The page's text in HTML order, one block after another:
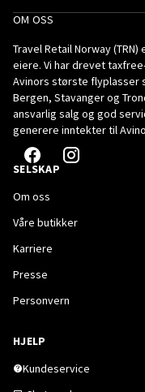
OM OSS
Travel Retail Norway
eiere. Vi har drevet
Avinors største flyplasser
Bergen, Stavanger og
ansvarlig salg og god
generere inntekter til
SELSKAP
Om oss
Våre butikker
Karriere
Presse
Personvern
HJELP
Kundeservice